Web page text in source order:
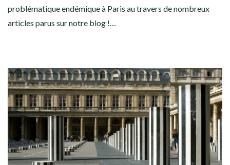
problématique endémique à Paris au travers de nombreux
articles parus sur notre blog !…